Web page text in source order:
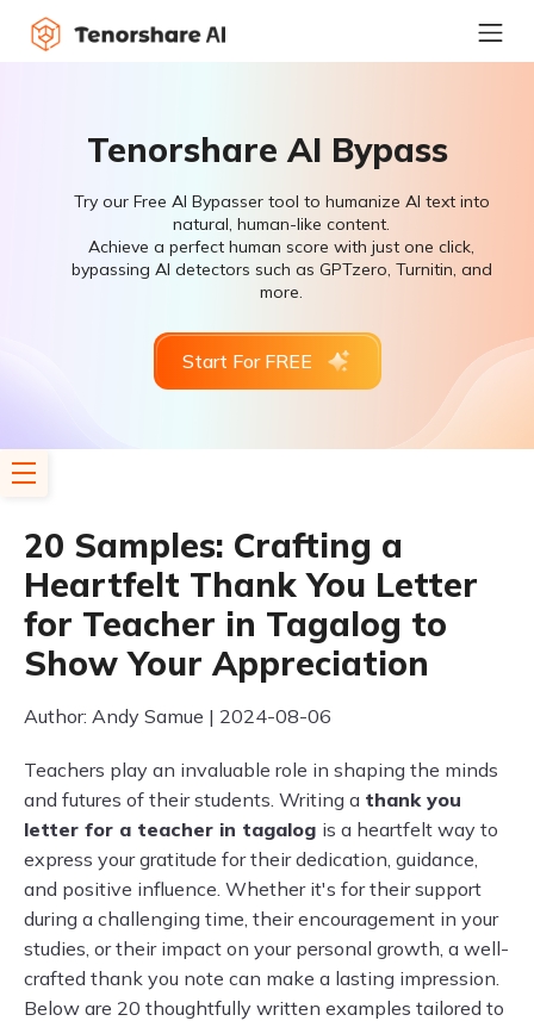
Tenorshare AI Bypass
Try our Free AI Bypasser tool to humanize AI text into
natural, human-like content.
Achieve a perfect human score with just one click,
bypassing AI detectors such as GPTzero, Turnitin, and
more.
Start For FREE
20 Samples: Crafting a
Heartfelt Thank You Letter
for Teacher in Tagalog to
Show Your Appreciation
Author: Andy Samue | 2024-08-06
Teachers play an invaluable role in shaping the minds
and futures of their students. Writing a thank you
letter for a teacher in tagalog is a heartfelt way to
express your gratitude for their dedication, guidance,
and positive influence. Whether it's for their support
during a challenging time, their encouragement in your
studies, or their impact on your personal growth, a well-
crafted thank you note can make a lasting impression.
Below are 20 thoughtfully written examples tailored to